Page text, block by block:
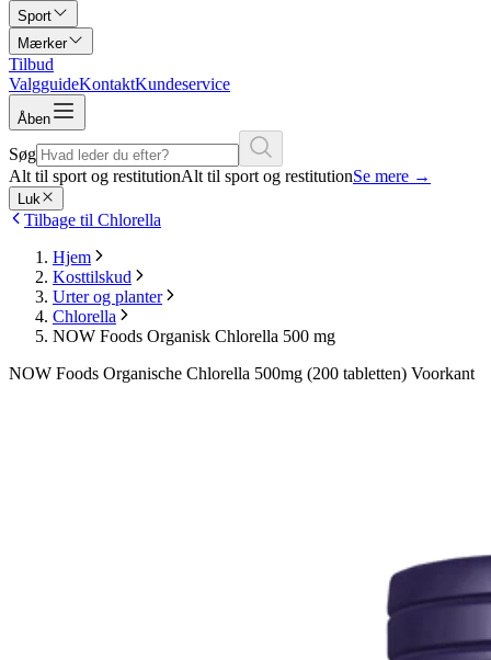
Sport
Mærker
Tilbud
ValgguideKontaktKundeservice
Åben
Søg
Alt til sport og restitutionAlt til sport og restitutionSe mere →
Luk
Tilbage til Chlorella
Hjem
Kosttilskud
Urter og planter
Chlorella
NOW Foods Organisk Chlorella 500 mg
NOW Foods Organische Chlorella 500mg (200 tabletten) Voorkant